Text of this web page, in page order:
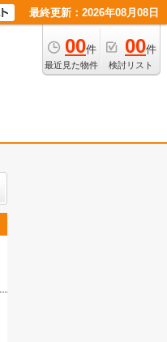
最終更新：2026年08月08日
00件
最近見た物件
00件
検討リスト